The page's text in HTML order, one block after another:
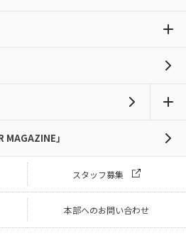
MAGAZINE」
スタッフ募集
本部へのお問い合わせ